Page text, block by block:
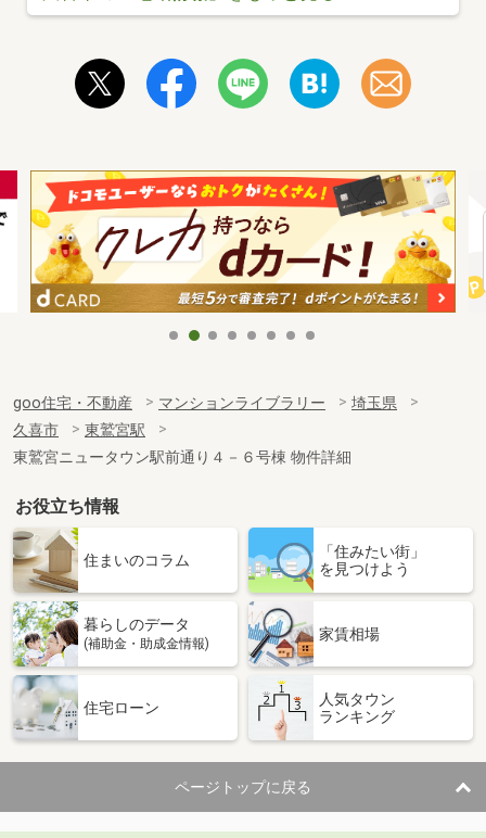
goo住宅・不動産 マンションライブラリー
埼玉県
久喜市
東鷲宮駅
東鷲宮ニュータウン駅前通り４－６号棟 物件詳細
お役立ち情報
住まいのコラム
「住みたい街」
を見つけよう
暮らしのデータ
(補助金・助成金情報)
家賃相場
住宅ローン
人気タウン
ランキング
ページトップに戻る